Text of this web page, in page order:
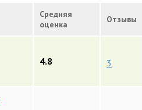
Средняя
оценка
Отзывы
4.8 3